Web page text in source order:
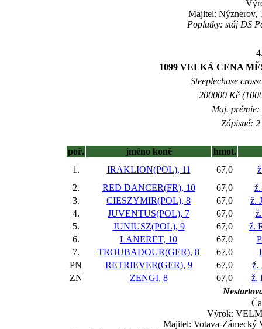
Majitel: Nýznerov,
Poplatky: stáj DS
1099 VELKÁ CENA
Steeplechase
200000 Kč
Maj. prémie:
Zápisné:
poř. jméno koně
hmot.
1.
IRAKLION(POL), 11 67,0
2.
RED DANCER(FR), 10 67,0
3.
CIESZYMIR(POL), 8 67,0
ž.
4.
JUVENTUS(POL), 7 67,0
5.
JUNIUSZ(POL), 9 67,0
ž.
6.
LANERET, 10 67,0
7.
TROUBADOUR(GER), 8 67,0
PN
RETRIEVER(GER), 9 67,0
ž.
ZN
ZENGI, 8 67,0
ž.
Výrok:
Majitel: Votava-Zámecký